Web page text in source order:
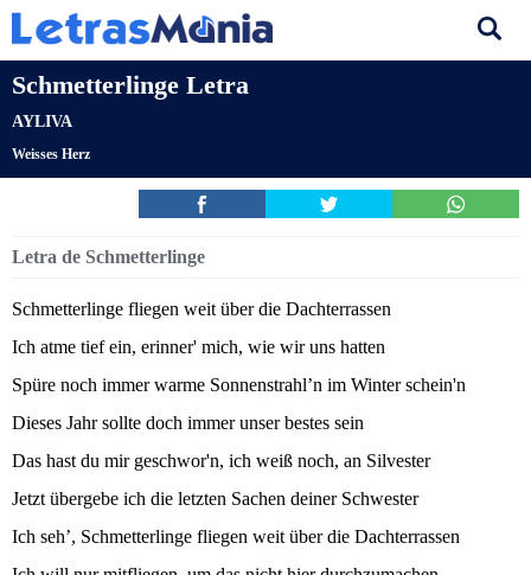
Schmetterlinge Letra
AYLIVA
Weisses Herz
Letra de Schmetterlinge
Schmetterlinge fliegen weit über die Dachterrassen
Ich atme tief ein, erinner' mich, wie wir uns hatten
Spüre noch immer warme Sonnenstrahl’n im Winter schein'n
Dieses Jahr sollte doch immer unser bestes sein
Das hast du mir geschwor'n, ich weiß noch, an Silvester
Jetzt übergebe ich die letzten Sachen deiner Schwester
Ich seh’, Schmetterlinge fliegen weit über die Dachterrassen